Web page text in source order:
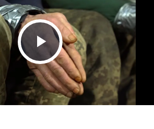
Play Video